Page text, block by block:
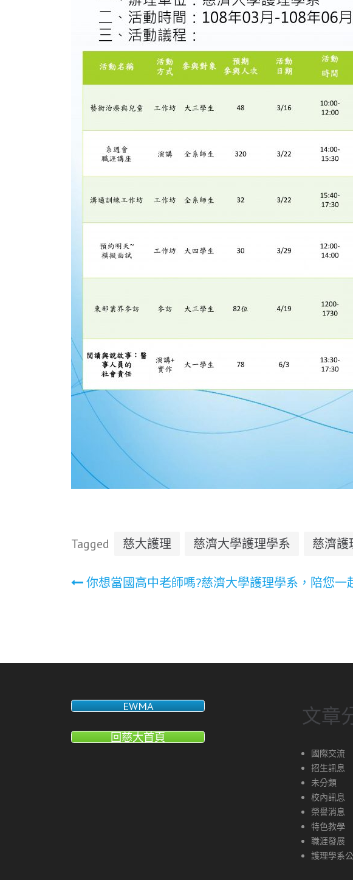
Tagged 慈大護理 慈濟大學護理學系 慈濟護
文
覽
你想當國高中老師嗎?慈濟大學護理學系，陪您一
EWMA
回慈大首頁
文章
國際交流
招生訊息
未分類
校內訊息
榮譽消息
特色教學
職涯發展
護理學系